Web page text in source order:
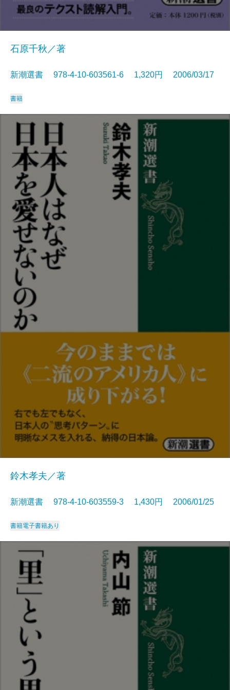
石原千秋／著
新潮選書 978-4-10-603561-6 1,320円 2006/03/17
書籍
鈴木孝夫／著
新潮選書 978-4-10-603559-3 1,430円 2006/01/25
書籍電子書籍あり